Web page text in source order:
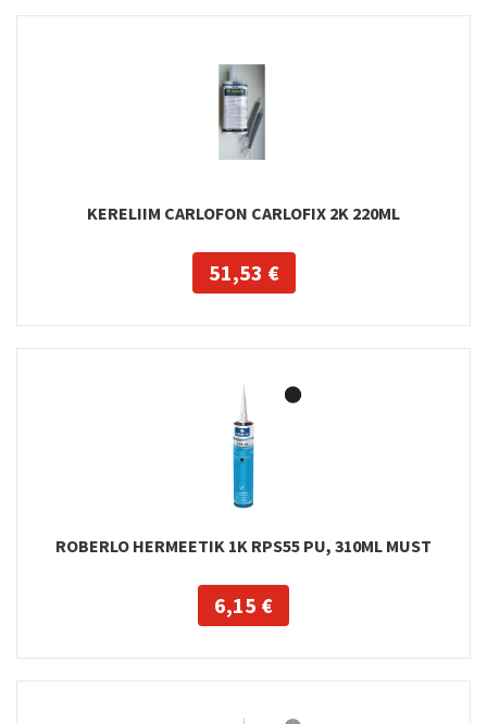
KERELIIM CARLOFON CARLOFIX 2K 220ML
51,53 €
ROBERLO HERMEETIK 1K RPS55 PU, 310ML MUST
6,15 €